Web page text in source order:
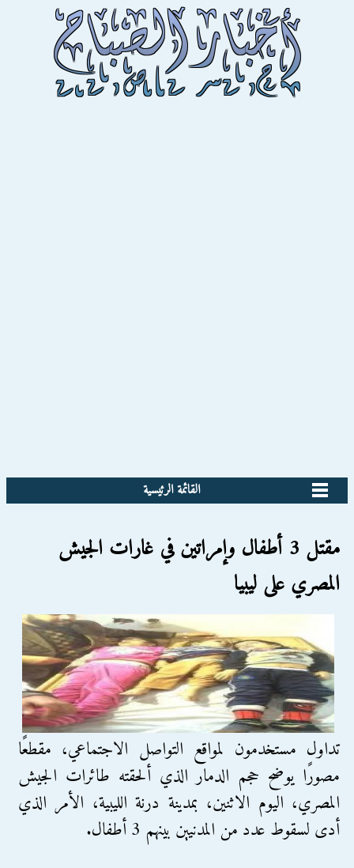
القائمة الرئيسية
مقتل 3 أطفال وإمراتين في غارات الجيش
المصري على ليبيا
تداول مستخدمون لمواقع التواصل الاجتماعي، مقطعًا
مصورًا يوضح حجم الدمار الذي ألحقته طائرات الجيش
المصري، اليوم الاثنين، بمدينة درنة الليبية، الأمر الذي
أدى لسقوط عدد من المدنيين بينهم 3 أطفال.